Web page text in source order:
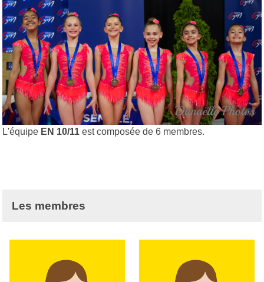
L'équipe EN 10/11 est composée de 6 membres.
Les membres